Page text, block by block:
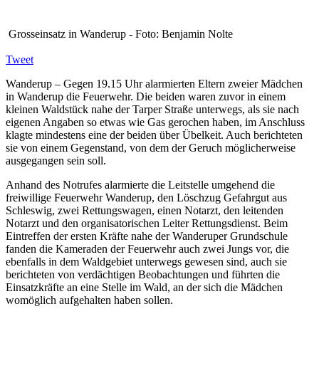
Grosseinsatz in Wanderup - Foto: Benjamin Nolte
Tweet
Wanderup – Gegen 19.15 Uhr alarmierten Eltern zweier Mädchen
in Wanderup die Feuerwehr. Die beiden waren zuvor in einem
kleinen Waldstück nahe der Tarper Straße unterwegs, als sie nach
eigenen Angaben so etwas wie Gas gerochen haben, im Anschluss
klagte mindestens eine der beiden über Übelkeit. Auch berichteten
sie von einem Gegenstand, von dem der Geruch möglicherweise
ausgegangen sein soll.
Anhand des Notrufes alarmierte die Leitstelle umgehend die
freiwillige Feuerwehr Wanderup, den Löschzug Gefahrgut aus
Schleswig, zwei Rettungswagen, einen Notarzt, den leitenden
Notarzt und den organisatorischen Leiter Rettungsdienst. Beim
Eintreffen der ersten Kräfte nahe der Wanderuper Grundschule
fanden die Kameraden der Feuerwehr auch zwei Jungs vor, die
ebenfalls in dem Waldgebiet unterwegs gewesen sind, auch sie
berichteten von verdächtigen Beobachtungen und führten die
Einsatzkräfte an eine Stelle im Wald, an der sich die Mädchen
womöglich aufgehalten haben sollen.